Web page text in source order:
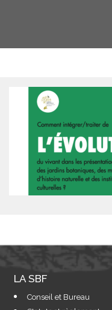
LA SBF
Conseil et Bureau